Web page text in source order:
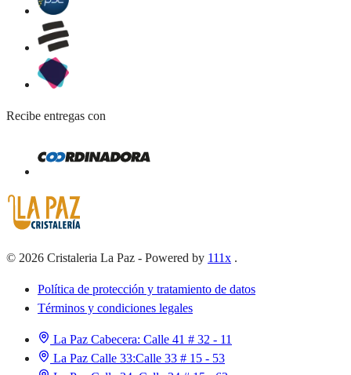
Recibe entregas con
© 2026 Cristaleria La Paz - Powered by 111x .
Política de protección y tratamiento de datos
Términos y condiciones legales
La Paz Cabecera: Calle 41 # 32 - 11
La Paz Calle 33:Calle 33 # 15 - 53